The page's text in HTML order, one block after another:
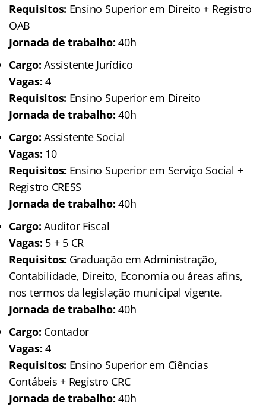
Requisitos: Ensino Superior em Direito + Registro
OAB
Jornada de trabalho: 40h
Cargo: Assistente Jurídico
Vagas: 4
Requisitos: Ensino Superior em Direito
Jornada de trabalho: 40h
Cargo: Assistente Social
Vagas: 10
Requisitos: Ensino Superior em Serviço Social +
Registro CRESS
Jornada de trabalho: 40h
Cargo: Auditor Fiscal
Vagas: 5 + 5 CR
Requisitos: Graduação em Administração,
Contabilidade, Direito, Economia ou áreas afins,
nos termos da legislação municipal vigente.
Jornada de trabalho: 40h
Cargo: Contador
Vagas: 4
Requisitos: Ensino Superior em Ciências
Contábeis + Registro CRC
Jornada de trabalho: 40h